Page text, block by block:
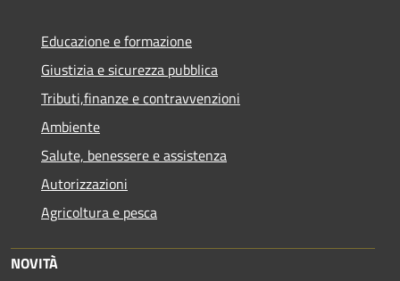
Educazione e formazione
Giustizia e sicurezza pubblica
Tributi,finanze e contravvenzioni
Ambiente
Salute, benessere e assistenza
Autorizzazioni
Agricoltura e pesca
NOVITÀ